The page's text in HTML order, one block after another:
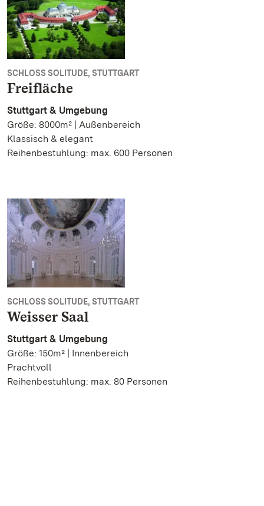
SCHLOSS SOLITUDE, STUTTGART
Freifläche
Stuttgart & Umgebung
Größe: 8000m² | Außenbereich
Klassisch & elegant
Reihenbestuhlung: max. 600 Personen
SCHLOSS SOLITUDE, STUTTGART
Weisser Saal
Stuttgart & Umgebung
Größe: 150m² | Innenbereich
Prachtvoll
Reihenbestuhlung: max. 80 Personen